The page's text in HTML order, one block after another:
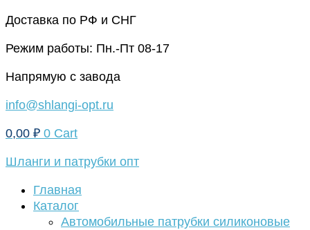
Перейти
содержимому
Доставка по РФ и СНГ
Режим работы: Пн.-Пт 08-17
Напрямую с завода
info@shlangi-opt.ru
0,00 ₽ 0 Cart
Шланги и патрубки опт
Главная
Каталог
Автомобильные патрубки силиконовые